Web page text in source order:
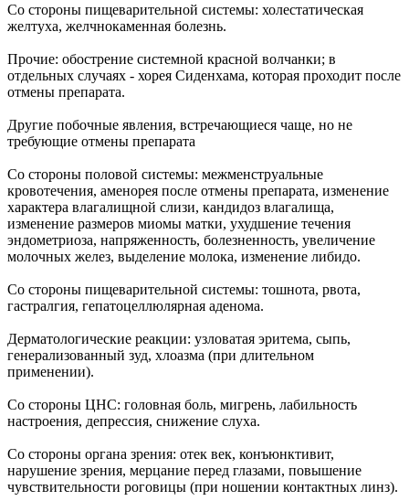
Со стороны пищеварительной системы: холестатическая
желтуха, желчнокаменная болезнь.
Прочие: обострение системной красной волчанки; в
отдельных случаях - хорея Сиденхама, которая проходит после
отмены препарата.
Другие побочные явления, встречающиеся чаще, но не
требующие отмены препарата
Со стороны половой системы: межменструальные
кровотечения, аменорея после отмены препарата, изменение
характера влагалищной слизи, кандидоз влагалища,
изменение размеров миомы матки, ухудшение течения
эндометриоза, напряженность, болезненность, увеличение
молочных желез, выделение молока, изменение либидо.
Со стороны пищеварительной системы: тошнота, рвота,
гастралгия, гепатоцеллюлярная аденома.
Дерматологические реакции: узловатая эритема, сыпь,
генерализованный зуд, хлоазма (при длительном
применении).
Со стороны ЦНС: головная боль, мигрень, лабильность
настроения, депрессия, снижение слуха.
Со стороны органа зрения: отек век, конъюнктивит,
нарушение зрения, мерцание перед глазами, повышение
чувствительности роговицы (при ношении контактных линз).